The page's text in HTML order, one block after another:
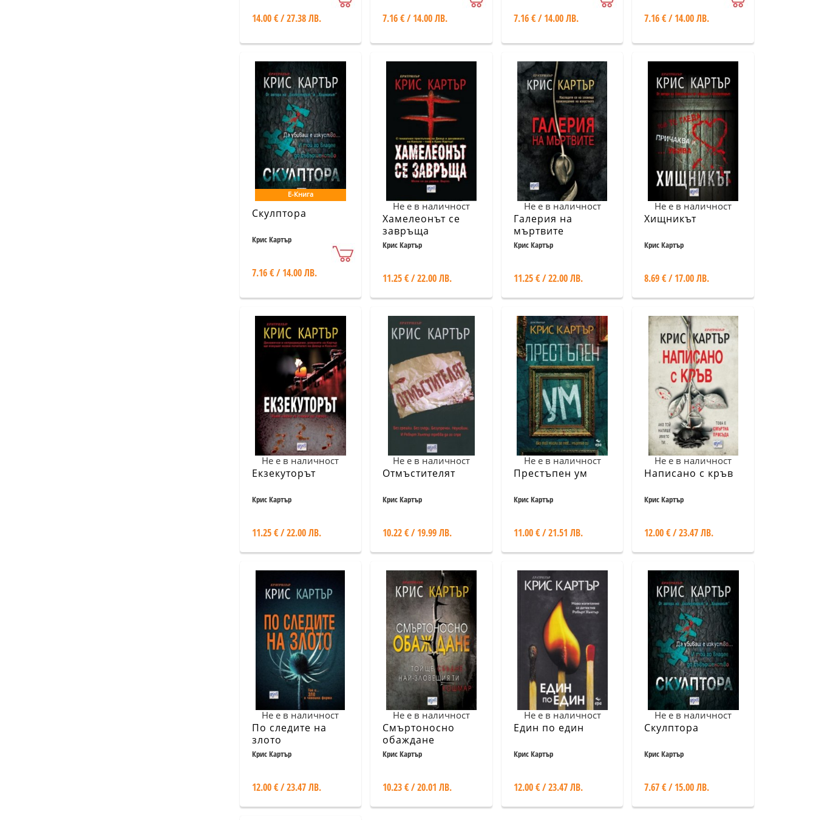
14.00 € / 27.38 ЛВ. 7.16 € / 14.00 ЛВ. 7.16 € / 14.00 ЛВ. 7.16 € / 14.00 ЛВ.
Е-Книга
Скулптора
Крис Картър
7.16 € / 14.00 ЛВ.
Не е в наличност
Хамелеонът се
завръща
Крис Картър
11.25 € / 22.00 ЛВ.
Не е в наличност
Галерия на
мъртвите
Крис Картър
11.25 € / 22.00 ЛВ.
Не е в наличност
Хищникът
Крис Картър
8.69 € / 17.00 ЛВ.
Не е в наличност
Екзекуторът
Крис Картър
11.25 € / 22.00 ЛВ.
Не е в наличност
Отмъстителят
Крис Картър
10.22 € / 19.99 ЛВ.
Не е в наличност
Престъпен ум
Крис Картър
11.00 € / 21.51 ЛВ.
Не е в наличност
Написано с кръв
Крис Картър
12.00 € / 23.47 ЛВ.
Не е в наличност
По следите на
злото
Крис Картър
12.00 € / 23.47 ЛВ.
Не е в наличност
Смъртоносно
обаждане
Крис Картър
10.23 € / 20.01 ЛВ.
Не е в наличност
Един по един
Крис Картър
12.00 € / 23.47 ЛВ.
Не е в наличност
Скулптора
Крис Картър
7.67 € / 15.00 ЛВ.